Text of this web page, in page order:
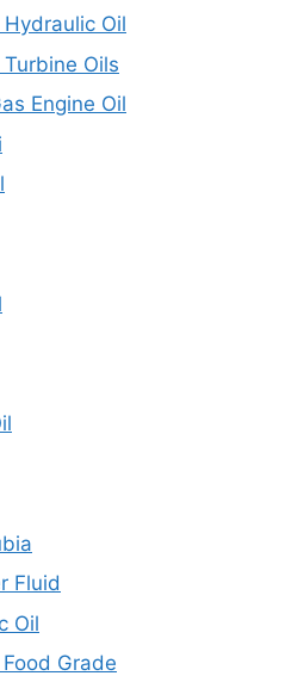
Oil
Oils
Engine Oil
Fluid
Oil
Grade